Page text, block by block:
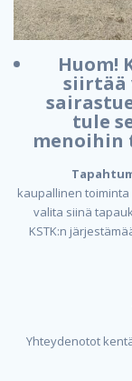
Huom!
siirtää
tule
menoihin
kaupallinen
valita siinä
KSTK:n
Yhteydenotot